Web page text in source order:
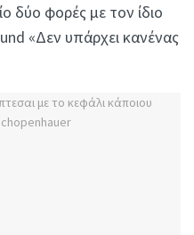
δύο φορές με τον ίδιο
«Δεν υπάρχει κανένας